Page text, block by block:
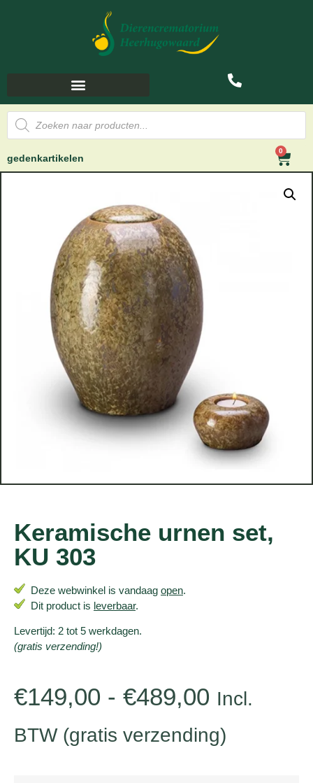
gedenkartikelen
0
Keramische urnen set,
KU 303
Deze webwinkel is vandaag open.
Dit product is leverbaar.
Levertijd: 2 tot 5 werkdagen.
(gratis verzending!)
€149,00 - €489,00 Incl.
BTW (gratis verzending)